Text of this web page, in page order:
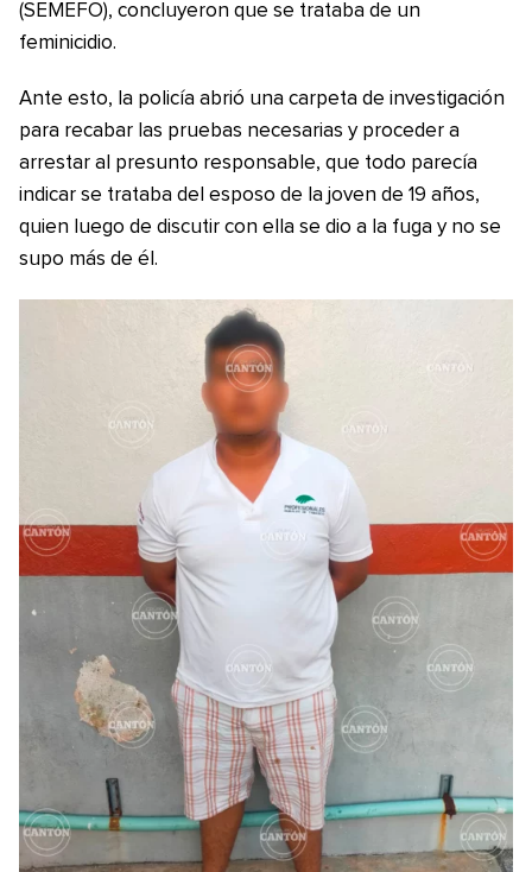
(SEMEFO), concluyeron que se trataba de un
feminicidio.
Ante esto, la policía abrió una carpeta de investigación
para recabar las pruebas necesarias y proceder a
arrestar al presunto responsable, que todo parecía
indicar se trataba del esposo de la joven de 19 años,
quien luego de discutir con ella se dio a la fuga y no se
supo más de él.